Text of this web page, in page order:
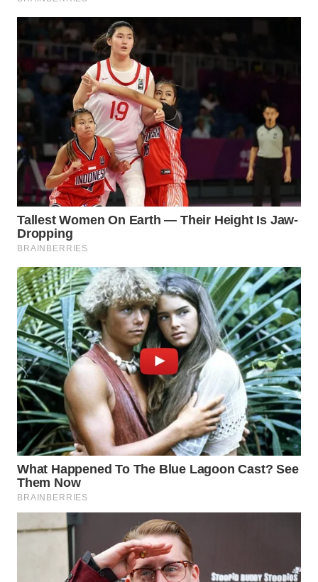
WN
CIANJUR
WN
KEPULAUAN
SERIBU
WN
TANGERANG
WN
BINJAI
WN
CIREBON
WN
INDRAMAYU
WN
KUNINGAN
WN
MAJALENGKA
WN
SUBANG
WN
SUKABUMI
PURWAKARTA